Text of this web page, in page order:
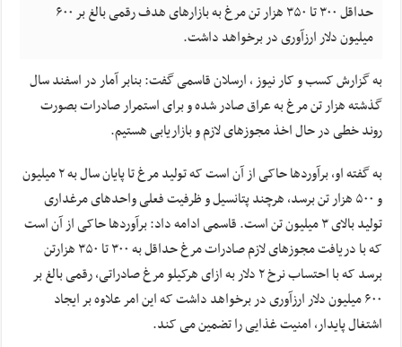
حداقل ۳۰۰ تا ۳۵۰ هزار تن مرغ به بازارهای هدف رقمی بالغ بر ۶۰۰
میلیون دلار ارزآوری در برخواهد داشت.
به گزارش کسب و کار نیوز ، ارسلان قاسمی گفت: بنابر آمار در اسفند سال
گذشته هزار تن مرغ به عراق صادر شده و برای استمرار صادرات بصورت
روند خطی در حال اخذ مجوزهای لازم و بازاریابی هستیم.
به گفته او، برآوردها حاکی از آن است که تولید مرغ تا پایان سال به ۲ میلیون
و ۵۰۰ هزار تن برسد، هرچند پتانسیل و ظرفیت فعلی واحدهای مرغداری
تولید بالای ۳ میلیون تن است‌‌. قاسمی ادامه داد: برآوردها حاکی از آن است
که با دریافت مجوزهای لازم صادرات مرغ حداقل به ۳۰۰ تا ۳۵۰ هزارتن
برسد که با احتساب نرخ ۲ دلار به ازای هرکیلو مرغ صادراتی، رقمی بالغ بر
۶۰۰ میلیون دلار ارزآوری در برخواهد داشت که این امر علاوه بر ایجاد
اشتغال پایدار، امنیت غذایی را تضمین می کند.